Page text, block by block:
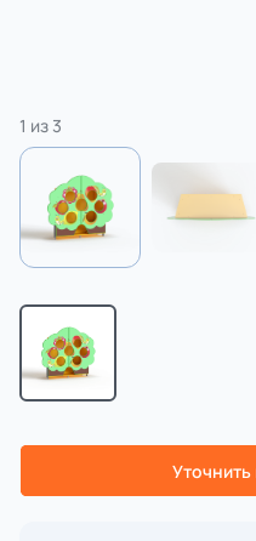
1 из 3
Уточнить